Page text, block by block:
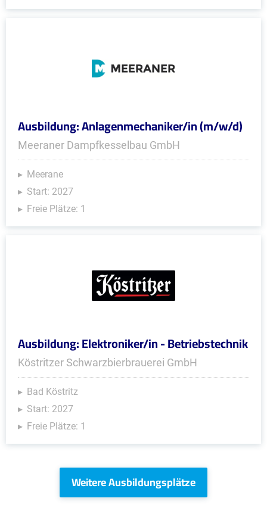
Ausbildung: Anlagenmechaniker/in (m/w/d)
Meeraner Dampfkesselbau GmbH
Meerane
Start: 2027
Freie Plätze: 1
Ausbildung: Elektroniker/in - Betriebstechnik
Köstritzer Schwarzbierbrauerei GmbH
Bad Köstritz
Start: 2027
Freie Plätze: 1
Weitere Ausbildungsplätze